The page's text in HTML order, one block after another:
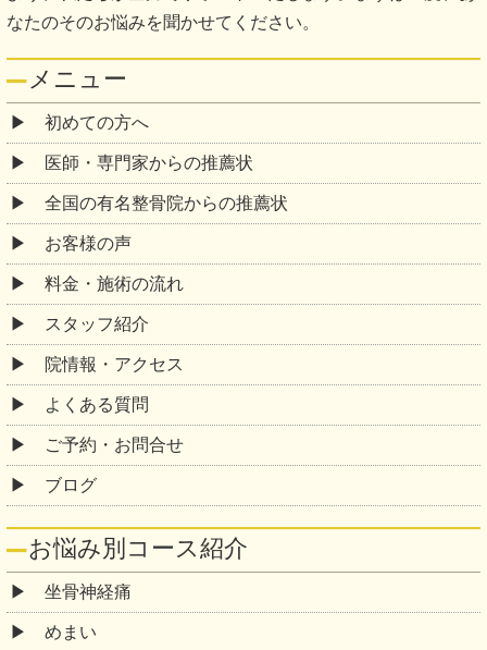
なたのそのお悩みを聞かせてください。
メニュー
初めての方へ
医師・専門家からの推薦状
全国の有名整骨院からの推薦状
お客様の声
料金・施術の流れ
スタッフ紹介
院情報・アクセス
よくある質問
ご予約・お問合せ
ブログ
お悩み別コース紹介
坐骨神経痛
めまい